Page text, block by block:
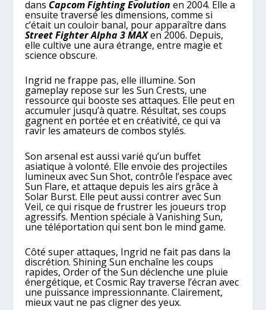
dans Capcom Fighting Evolution en 2004. Elle a
ensuite traversé les dimensions, comme si
c’était un couloir banal, pour apparaître dans
Street Fighter Alpha 3 MAXen 2006. Depuis,
elle cultive une aura étrange, entre magie et
science obscure.
Ingrid ne frappe pas, elle illumine. Son
gameplay repose sur les Sun Crests, une
ressource qui booste ses attaques. Elle peut en
accumuler jusqu’à quatre. Résultat, ses coups
gagnent en portée et en créativité, ce qui va
ravir les amateurs de combos stylés.
Son arsenal est aussi varié qu’un buffet
asiatique à volonté. Elle envoie des projectiles
lumineux avec Sun Shot, contrôle l’espace avec
Sun Flare, et attaque depuis les airs grâce à
Solar Burst. Elle peut aussi contrer avec Sun
Veil, ce qui risque de frustrer les joueurs trop
agressifs. Mention spéciale à Vanishing Sun,
une téléportation qui sent bon le mind game.
Côté super attaques, Ingrid ne fait pas dans la
discrétion. Shining Sun enchaîne les coups
rapides, Order of the Sun déclenche une pluie
énergétique, et Cosmic Ray traverse l’écran avec
une puissance impressionnante. Clairement,
mieux vaut ne pas cligner des yeux.